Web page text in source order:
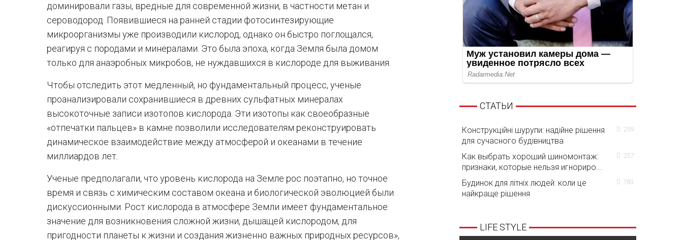
доминировали газы, вредные для современной жизни, в частности метан и
сероводород. Появившиеся на ранней стадии фотосинтезирующие
микроорганизмы уже производили кислород, однако он быстро поглощался,
реагируя с породами и минералами. Это была эпоха, когда Земля была домом
только для анаэробных микробов, не нуждавшихся в кислороде для выживания.
Чтобы отследить этот медленный, но фундаментальный процесс, ученые
проанализировали сохранившиеся в древних сульфатных минералах
высокоточные записи изотопов кислорода. Эти изотопы как своеобразные
«отпечатки пальцев» в камне позволили исследователям реконструировать
динамическое взаимодействие между атмосферой и океанами в течение
миллиардов лет.
Ученые предполагали, что уровень кислорода на Земле рос поэтапно, но точное
время и связь с химическим составом океана и биологической эволюцией были
дискуссионными. Рост кислорода в атмосфере Земли имеет фундаментальное
значение для возникновения сложной жизни, дышащей кислородом, для
пригодности планеты к жизни и создания жизненно важных природных ресурсов»,
СТАТЬИ
Конструкційні шурупи: надійне рішення
для сучасного будівництва
259
Как выбрать хороший шиномонтаж:
признаки, которые нельзя игнориро...
257
Будинок для літніх людей: коли це
найкраще рішення
783
LIFE STYLE